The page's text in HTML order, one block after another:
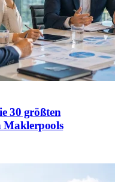
30 größten
Maklerpools